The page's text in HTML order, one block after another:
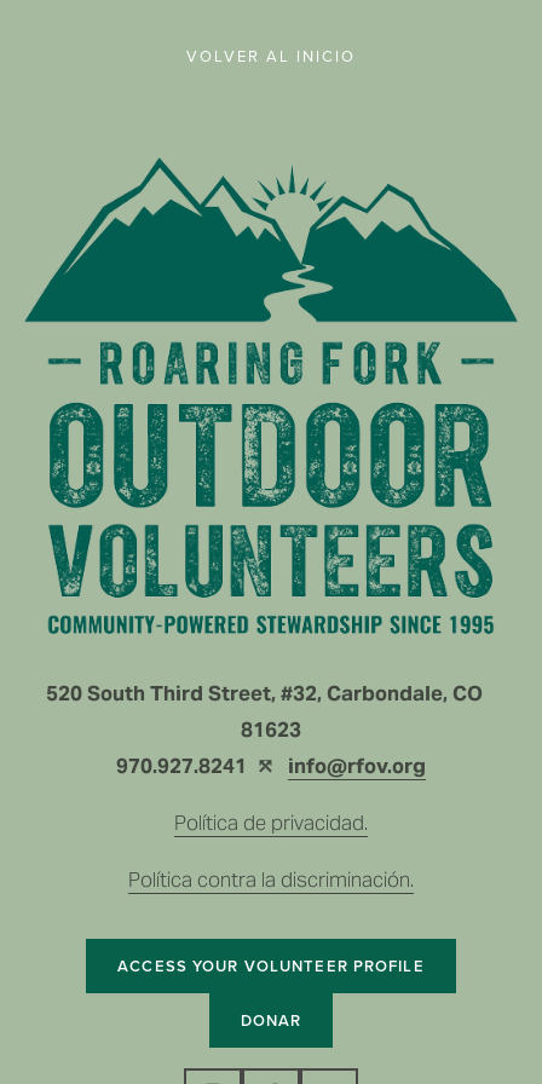
VOLVER AL INICIO
520 South Third Street, #32, Carbondale, CO
81623
970.927.8241  ⤲
info@rfov.org
Política de privacidad.
Política contra la discriminación.
ACCESS YOUR VOLUNTEER PROFILE
DONAR